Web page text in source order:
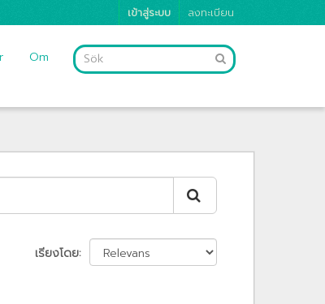
เข้าสู่ระบบ ลงทะเบียน
Om
เรียงโดย